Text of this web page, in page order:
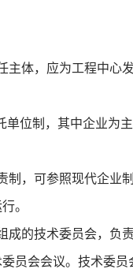
体，应为工程中心
位制，其中企业为
，可参照现代企业
。
的技术委员会，负
员会会议。技术委